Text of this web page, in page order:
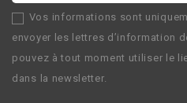
Vos informations sont
envoyer les lettres d’information
pouvez à tout moment utiliser le
dans la newsletter.